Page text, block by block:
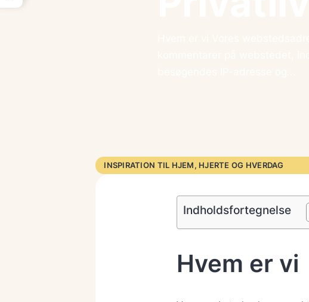
INSPIRATION TIL HJEM, HJERTE OG HVERDAG
Indholdsfortegnelse
Hvem er vi